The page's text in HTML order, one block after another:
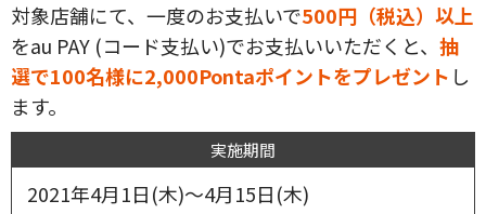
対象店舗にて、一度のお支払いで500円（税込）以上
をau PAY (コード支払い)でお支払いいただくと、 抽
選で100名様に2,000Pontaポイントをプレゼント し
ます。
実施期間
2021年4月1日(木)～4月15日(木)